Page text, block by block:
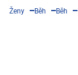
Ženy Běh Běh